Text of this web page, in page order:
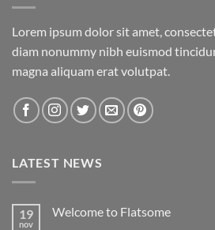
Lorem ipsum dolor sit amet,
diam nonummy nibh euismod
magna aliquam erat volutpat.
LATEST NEWS
19
nov
Welcome to Flatsome